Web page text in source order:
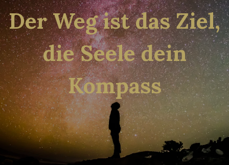
Der Weg ist das Ziel,
die Seele dein
Kompass